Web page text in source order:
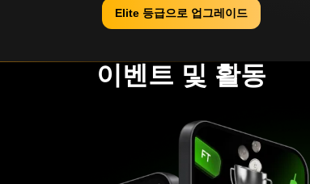
Elite 등급으로 업그레이드
이벤트 및 활동